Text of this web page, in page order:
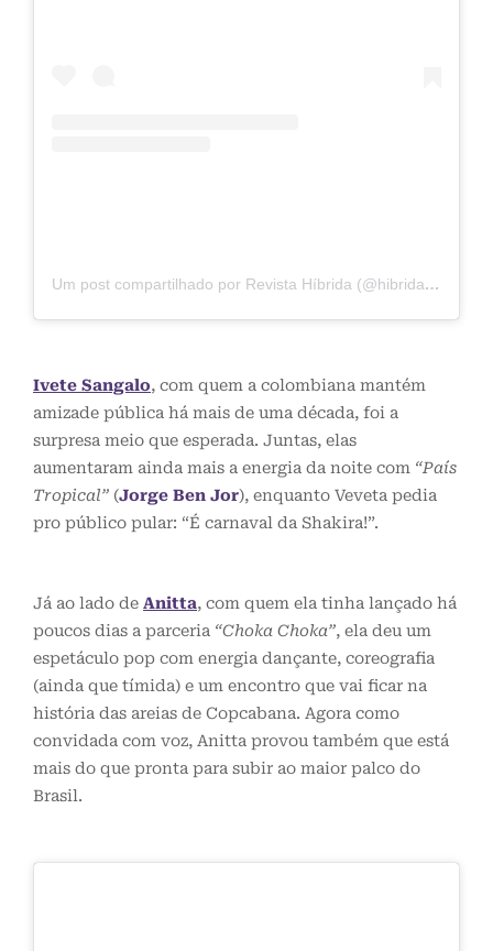
Um post compartilhado por Revista Híbrida (@hibridamagazine)
Ivete Sangalo, com quem a colombiana mantém
amizade pública há mais de uma década, foi a
surpresa meio que esperada. Juntas, elas
aumentaram ainda mais a energia da noite com “País
Tropical” (Jorge Ben Jor), enquanto Veveta pedia
pro público pular: “É carnaval da Shakira!”.
Já ao lado de Anitta, com quem ela tinha lançado há
poucos dias a parceria “Choka Choka”, ela deu um
espetáculo pop com energia dançante, coreografia
(ainda que tímida) e um encontro que vai ficar na
história das areias de Copcabana. Agora como
convidada com voz, Anitta provou também que está
mais do que pronta para subir ao maior palco do
Brasil.